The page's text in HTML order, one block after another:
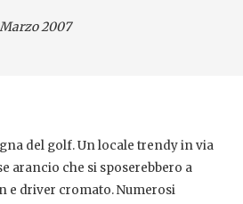
Marzo 2007
del golf. Un locale trendy in via
arancio che si sposerebbero a
e driver cromato. Numerosi